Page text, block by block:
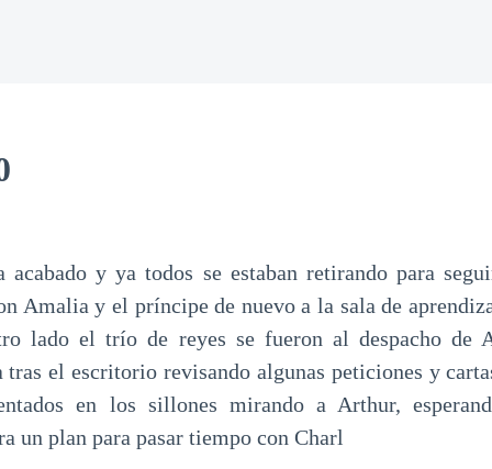
acabado y ya todos se estaban retirando para
Amalia y el príncipe de nuevo a la sala de
lado el trío de reyes se fueron al despacho de
tras el escritorio revisando algunas peticiones y
en los sillones mirando a Arthur,
un plan para pasar tiempo con Charl